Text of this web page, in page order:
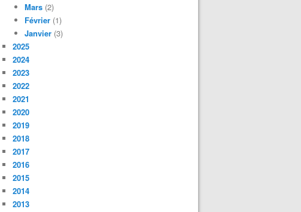
Mars (2)
Février (1)
Janvier (3)
2025
2024
2023
2022
2021
2020
2019
2018
2017
2016
2015
2014
2013